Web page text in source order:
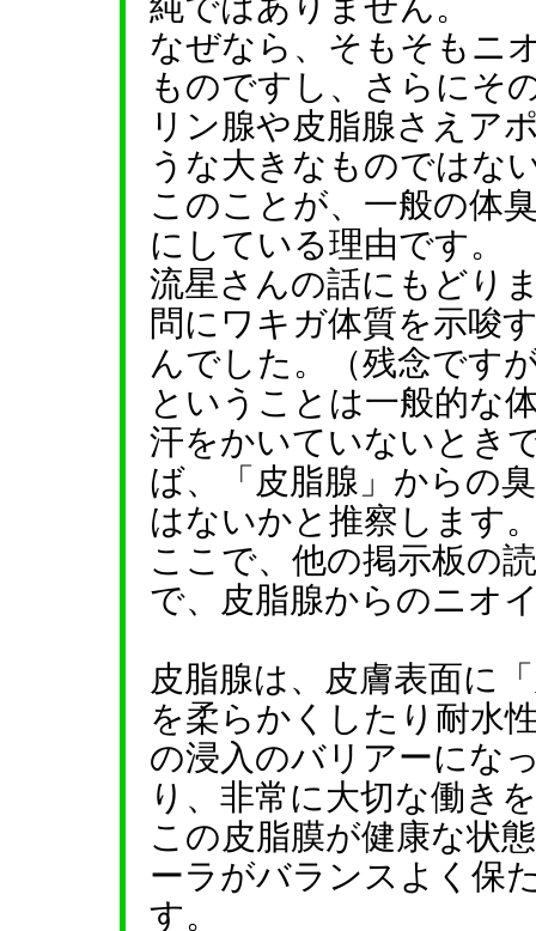
なぜなら、そもそもニ
ものですし、さらにそ
リン腺や皮脂腺さえア
うな大きなものではな
このことが、一般の体
にしている理由です。
流星さんの話にもどり
問にワキガ体質を示唆
んでした。（残念です
ということは一般的な
汗をかいていないとき
ば、「皮脂腺」からの
はないかと推察します
ここで、他の掲示板の
で、皮脂腺からのニオ
皮脂腺は、皮膚表面に
を柔らかくしたり耐水
の浸入のバリアーにな
り、非常に大切な働き
この皮脂膜が健康な状
ーラがバランスよく保
す。